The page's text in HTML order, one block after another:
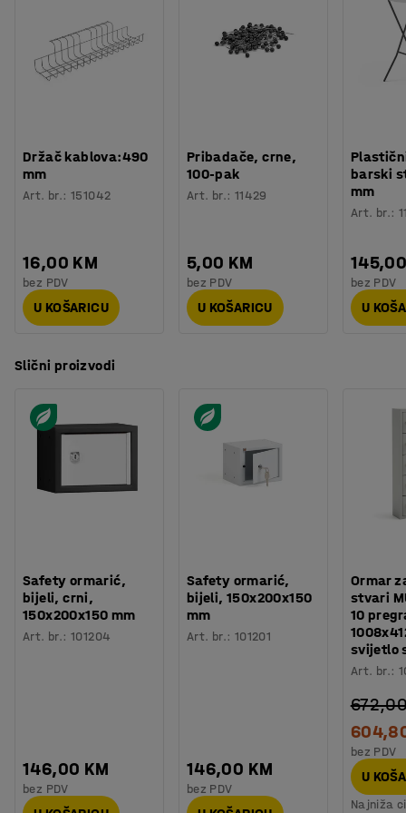
Držač kablova:490
mm
Art. br.:151042
16,00 KM
bez PDV
U KOŠARICU
Pribadače, crne,
100-pak
Art. br.: 11429
5,00 KM
bez PDV
U KOŠARICU
barski
mm
Art. br.:
bez PDV
U
Slični proizvodi
Safety ormarić,
bijeli, crni,
150x200x150 mm
Art. br.:101204
146,00 KM
bez PDV
Safety ormarić,
bijeli, 150x200x150
mm
Art. br.: 101201
146,00 KM
bez PDV
Ormar
stvari
10
svijetlo
Art. br.:
bez PDV
U
Najniža